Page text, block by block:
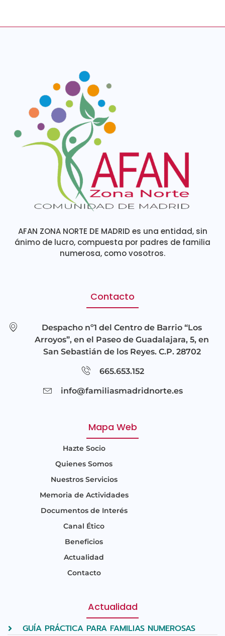
AFAN ZONA NORTE DE MADRID es una entidad, sin
ánimo de lucro, compuesta por padres de familia
numerosa, como vosotros.
Contacto
Despacho nº1 del Centro de Barrio “Los
Arroyos”, en el Paseo de Guadalajara, 5, en
San Sebastián de los Reyes. C.P. 28702
665.653.152
info@familiasmadridnorte.es
Mapa Web
Hazte Socio
Quienes Somos
Nuestros Servicios
Memoria de Actividades
Documentos de Interés
Canal Ético
Beneficios
Actualidad
Contacto
Actualidad
GUÍA PRÁCTICA PARA FAMILIAS NUMEROSAS